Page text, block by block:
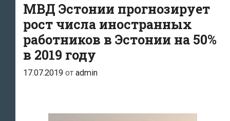
МВД Эстонии прогнозирует
рост числа иностранных
работников в Эстонии на 50%
в 2019 году
17.07.2019 от admin